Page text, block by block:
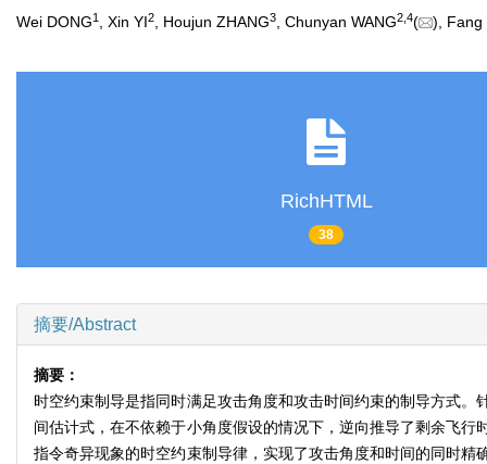
Wei DONG1 , Xin YI2 , Houjun ZHANG3 , Chunyan WANG2 4( ), Fang
RichHTML
38
摘要/Abstract
摘要：
时空约束制导是指同时满足攻击角度和攻击时间约束的制导方式
间估计式，在不依赖于小角度假设的情况下，逆向推导了剩余飞
指令奇异现象的时空约束制导律，实现了攻击角度和时间的同时